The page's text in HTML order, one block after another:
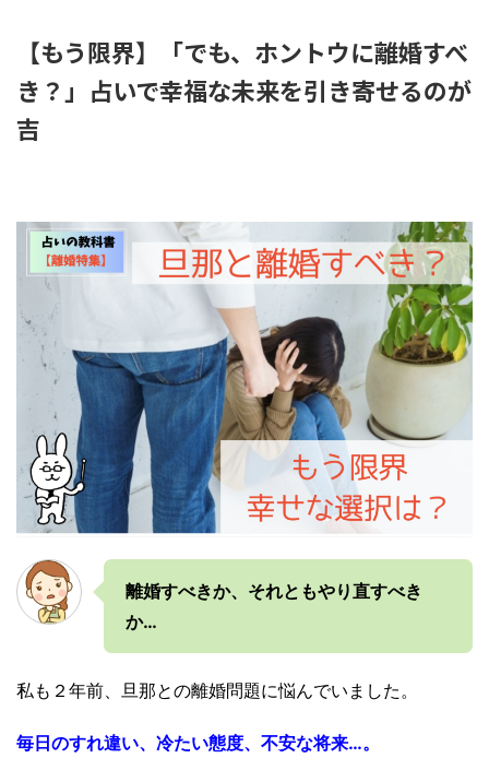
【もう限界】「でも、ホントウに離婚すべ
き？」占いで幸福な未来を引き寄せるのが
吉
離婚すべきか、それともやり直すべき
か…
私も２年前、旦那との離婚問題に悩んでいました。
毎日のすれ違い、冷たい態度、不安な将来…。